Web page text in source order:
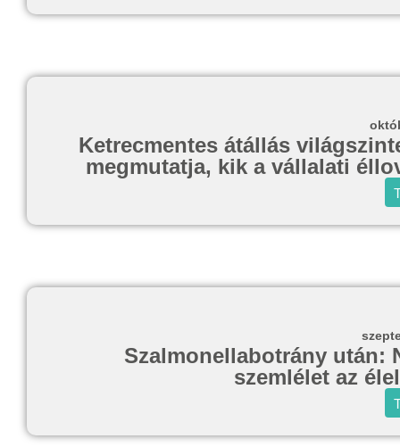
Ketrecmentes átállás
megmutatja, kik a vállalati
Szalmonellabotrány után:
szemlélet az